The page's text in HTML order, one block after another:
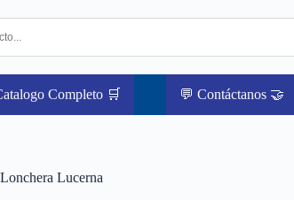
Completo 🛒 💬 Contáctanos 🤝
Lonchera Lucerna